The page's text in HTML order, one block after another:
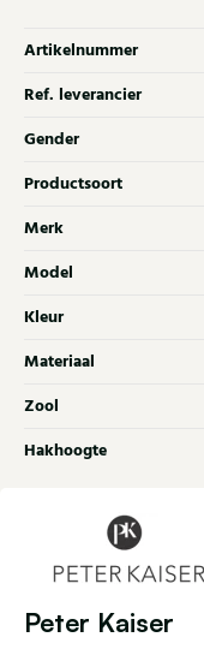
Artikelnummer
Ref. leverancier
Gender
Productsoort
Merk
Model
Kleur
Materiaal
Zool
Hakhoogte
Peter Kaiser